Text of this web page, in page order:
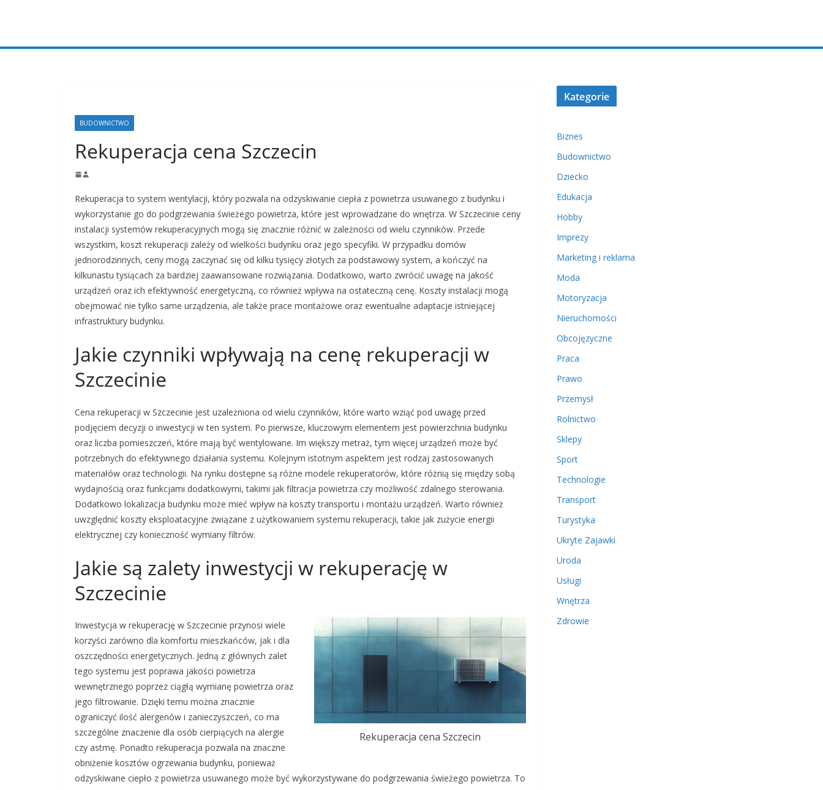
BUDOWNICTWO
Rekuperacja cena Szczecin
Rekuperacja to system wentylacji, który pozwala na odzyskiwanie ciepła z powietrza usuwanego z budynku i
wykorzystanie go do podgrzewania świeżego powietrza, które jest wprowadzane do wnętrza. W Szczecinie ceny
instalacji systemów rekuperacyjnych mogą się znacznie różnić w zależności od wielu czynników. Przede
wszystkim, koszt rekuperacji zależy od wielkości budynku oraz jego specyfiki. W przypadku domów
jednorodzinnych, ceny mogą zaczynać się od kilku tysięcy złotych za podstawowy system, a kończyć na
kilkunastu tysiącach za bardziej zaawansowane rozwiązania. Dodatkowo, warto zwrócić uwagę na jakość
urządzeń oraz ich efektywność energetyczną, co również wpływa na ostateczną cenę. Koszty instalacji mogą
obejmować nie tylko same urządzenia, ale także prace montażowe oraz ewentualne adaptacje istniejącej
infrastruktury budynku.
Jakie czynniki wpływają na cenę rekuperacji w
Szczecinie
Cena rekuperacji w Szczecinie jest uzależniona od wielu czynników, które warto wziąć pod uwagę przed
podjęciem decyzji o inwestycji w ten system. Po pierwsze, kluczowym elementem jest powierzchnia budynku
oraz liczba pomieszczeń, które mają być wentylowane. Im większy metraż, tym więcej urządzeń może być
potrzebnych do efektywnego działania systemu. Kolejnym istotnym aspektem jest rodzaj zastosowanych
materiałów oraz technologii. Na rynku dostępne są różne modele rekuperatorów, które różnią się między sobą
wydajnością oraz funkcjami dodatkowymi, takimi jak filtracja powietrza czy możliwość zdalnego sterowania.
Dodatkowo lokalizacja budynku może mieć wpływ na koszty transportu i montażu urządzeń. Warto również
uwzględnić koszty eksploatacyjne związane z użytkowaniem systemu rekuperacji, takie jak zużycie energii
elektrycznej czy konieczność wymiany filtrów.
Jakie są zalety inwestycji w rekuperację w
Szczecinie
Rekuperacja cena Szczecin
Inwestycja w rekuperację w Szczecinie przynosi wiele
korzyści zarówno dla komfortu mieszkańców, jak i dla
oszczędności energetycznych. Jedną z głównych zalet
tego systemu jest poprawa jakości powietrza
wewnętrznego poprzez ciągłą wymianę powietrza oraz
jego filtrowanie. Dzięki temu można znacznie
ograniczyć ilość alergenów i zanieczyszczeń, co ma
szczególne znaczenie dla osób cierpiących na alergie
czy astmę. Ponadto rekuperacja pozwala na znaczne
obniżenie kosztów ogrzewania budynku, ponieważ
odzyskiwane ciepło z powietrza usuwanego może być wykorzystywane do podgrzewania świeżego powietrza. To
Kategorie
Biznes
Budownictwo
Dziecko
Edukacja
Hobby
Imprezy
Marketing i reklama
Moda
Motoryzacja
Nieruchomości
Obcojęzyczne
Praca
Prawo
Przemysł
Rolnictwo
Sklepy
Sport
Technologie
Transport
Turystyka
Ukryte Zajawki
Uroda
Usługi
Wnętrza
Zdrowie